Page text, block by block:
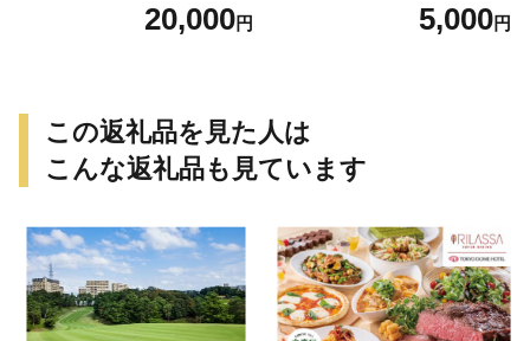
20,000円 5,000円
この返礼品を見た人は
こんな返礼品も見ています